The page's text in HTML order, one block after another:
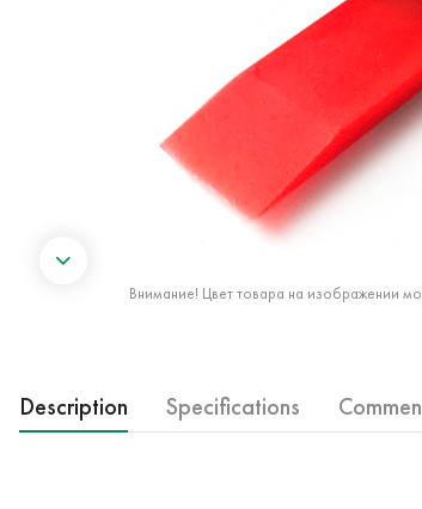
Внимание! Цвет товара на изображении
Description Specifications